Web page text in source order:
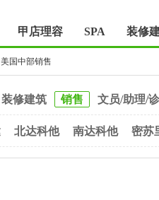
甲店理容 SPA 装修
美国中部销售
装修建筑 销售 文员/助理/
北达科他 南达科他 密苏